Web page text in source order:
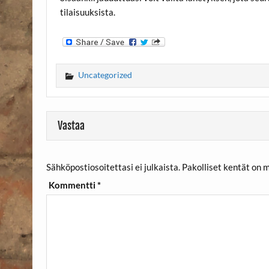
tilaisuuksista.
Uncategorized
Vastaa
Sähköpostiosoitettasi ei julkaista. Pakolliset kentät on
Kommentti*